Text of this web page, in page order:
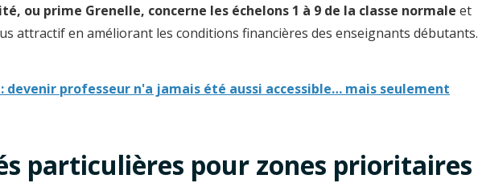
ou prime Grenelle, concerne les échelons 1 à 9 de la classe normale et
attractif en améliorant les conditions financières des enseignants débutants.
professeur n'a jamais été aussi accessible… mais seulement
particulières pour zones prioritaires